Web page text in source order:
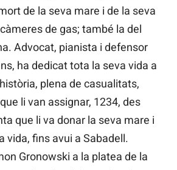
de la seva mare i de la seva
de gas; també la del
Advocat, pianista i defensor
ha dedicat tota la seva vida a
plena de casualitats,
li van assignar, 1234, des
que li va donar la seva mare i
vida, fins avui a Sabadell.
Gronowski a la platea de la